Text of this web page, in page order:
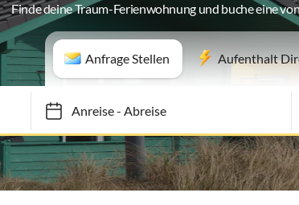
Finde deine Traum-Ferienwohnung und buche eine
Anfrage Stellen Aufenthalt
Anreise-Abreise